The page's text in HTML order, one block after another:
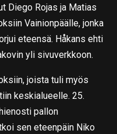
Diego Rojas ja Matias
Vainionpäälle, jonka
eteensä. Håkans ehti
yli sivuverkkoon.
joista tuli myös
keskialueelle. 25.
pallon
sen eteenpäin Niko